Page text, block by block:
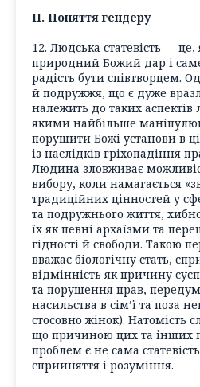
II. Поняття гендеру
12. Людська статевість —
природний Божий дар і
радість бути співтворцем.
й подружжя, що є дуже
належить до таких аспектів
якими найбільше
порушити Божі установи в
із наслідків гріхопадіння
Людина зловживає
вибору, коли намагається
традиційних цінностей у
та подружнього життя,
їх як певні архаїзми та
гідності й свободи. Такою
вважає біологічну стать,
відмінність як причину
та порушення прав,
насильства в сім’ї та поза
стосовно жінок). Натомість
що причиною цих та інших
проблем є не сама
сприйняття і розуміння.